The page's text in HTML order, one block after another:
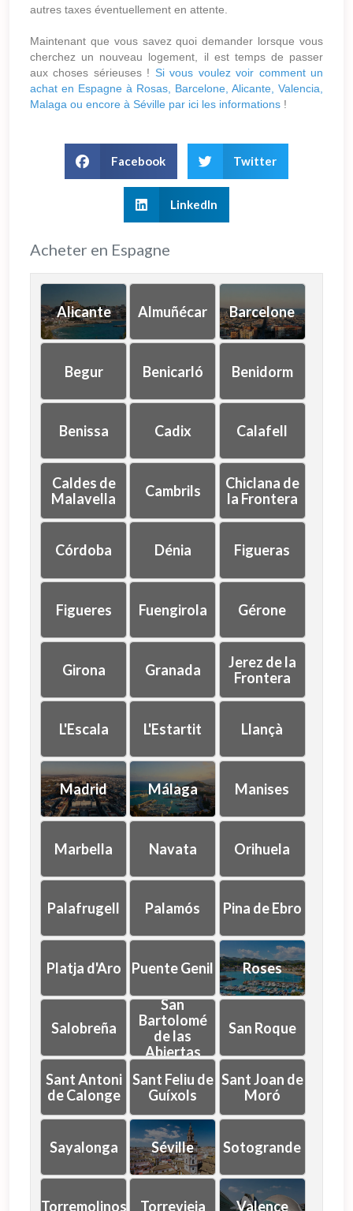
autres taxes éventuellement en attente.
Maintenant que vous savez quoi demander lorsque vous
cherchez un nouveau logement, il est temps de passer
aux choses sérieuses ! Si vous voulez voir comment un
achat en Espagne à Rosas, Barcelone, Alicante, Valencia,
Malaga ou encore à Séville par ici les informations !
Facebook Twitter
LinkedIn
Acheter en Espagne
Alicante Almuñécar Barcelone
Begur Benicarló Benidorm
Benissa Cadix Calafell
Caldes de
Malavella
Cambrils
Chiclana de
la Frontera
Córdoba Dénia Figueras
Figueres Fuengirola Gérone
Girona Granada
Jerez de la
Frontera
L'Escala L'Estartit Llançà
Madrid Málaga Manises
Marbella Navata Orihuela
Palafrugell Palamós Pina de Ebro
Platja d'Aro Puente Genil Roses
Salobreña
San
Bartolomé
de las
Abiertas
San Roque
Sant Antoni
de Calonge
Sant Feliu de
Guíxols
Sant Joan de
Moró
Sayalonga Séville Sotogrande
Torremolinos Torrevieja Valence